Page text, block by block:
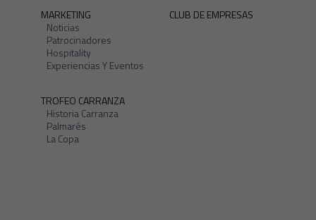
MARKETING
Noticias
Patrocinadores
Hospitality
Experiencias Y Eventos
CLUB DE EMPRESAS
TROFEO CARRANZA
Historia Carranza
Palmarés
La Copa